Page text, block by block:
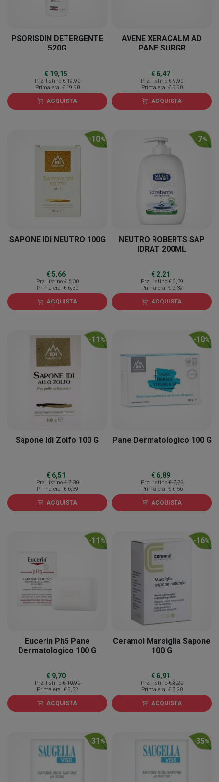
PSORISDIN DETERGENTE
520G
€ 19,15
Prz. listino € 19,90
Prima era € 19,90
shopping_cart ACQUISTA
AVENE XERACALM AD
PANE SURGR
€ 6,47
Prz. listino € 9,90
Prima era € 9,90
shopping_cart ACQUISTA
-10%
SAPONE IDI NEUTRO 100G
€ 5,66
Prz. listino € 6,30
Prima era € 6,30
shopping_cart ACQUISTA
-7%
NEUTRO ROBERTS SAP
IDRAT 200ML
€ 2,21
Prz. listino € 2,39
Prima era € 2,39
shopping_cart ACQUISTA
-11 %
Sapone Idi Zolfo 100 G
€ 6,51
Prz. listino € 7,30
Prima era € 6,39
shopping_cart ACQUISTA
-10%
Pane Dermatologico 100 G
€ 6,89
Prz. listino € 7,70
Prima era € 6,56
shopping_cart ACQUISTA
-11 %
Eucerin Ph5 Pane
Dermatologico 100 G
€ 9,70
Prz. listino € 10,90
Prima era € 9,52
shopping_cart ACQUISTA
-16%
Ceramol Marsiglia Sapone
100 G
€ 6,91
Prz. listino € 8,20
Prima era € 8,20
shopping_cart ACQUISTA
-31 % -35%